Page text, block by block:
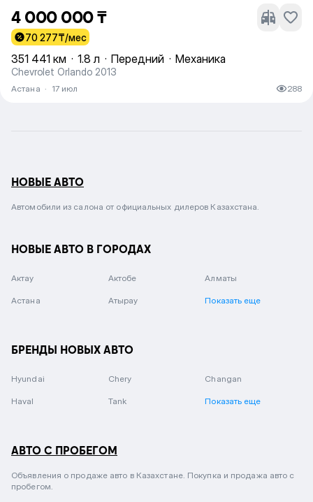
4 000 000 ₸
70 277₸/мес
351 441 км · 1.8 л · Передний · Механика
Chevrolet Orlando 2013
Астана · 17 июл 288
НОВЫЕ АВТО
Автомобили из салона от официальных дилеров Казахстана.
НОВЫЕ АВТО В ГОРОДАХ
Актау Актобе Алматы
Астана Атырау Показать еще
БРЕНДЫ НОВЫХ АВТО
Hyundai Chery Changan
Haval Tank Показать еще
АВТО С ПРОБЕГОМ
Объявления о продаже авто в Казахстане. Покупка и продажа авто с
пробегом.